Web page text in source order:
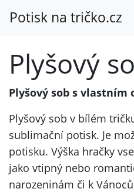
Potisk na tričko.cz
Plyšový
Plyšový sob s
Plyšový sob v bílém
sublimační potisk. Je
potisku. Výška hračky
jako vtipný nebo
narozeninám či k